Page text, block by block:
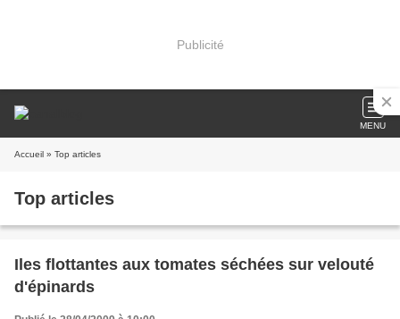
Publicité
MENU
Accueil » Top articles
Top articles
Iles flottantes aux tomates séchées sur velouté
d'épinards